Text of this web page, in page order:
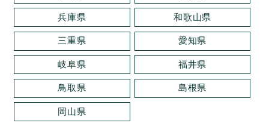
兵庫県 和歌山県
三重県 愛知県
岐阜県 福井県
鳥取県 島根県
岡山県